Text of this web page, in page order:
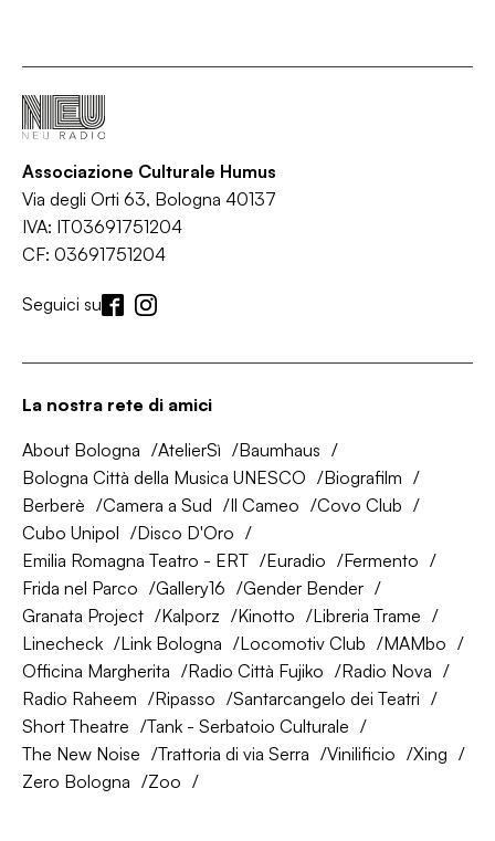
Associazione Culturale Humus
Via degli Orti 63, Bologna 40137
IVA: IT03691751204
CF: 03691751204
Seguici su
La nostra rete di amici
About Bologna AtelierSì
Baumhaus
Bologna Città della Musica UNESCO
Biografilm
Berberè
Camera a Sud Il Cameo
Covo Club
Cubo Unipol
Disco D'Oro
Emilia Romagna Teatro - ERT
Euradio
Fermento
Frida nel Parco
Gallery16
Gender Bender
Granata Project
Kalporz Kinotto
Libreria Trame
Linecheck
Link Bologna Locomotiv Club
MAMbo
Officina Margherita
Radio Città Fujiko
Radio Nova
Radio Raheem
Ripasso
Santarcangelo dei Teatri
Short Theatre
Tank - Serbatoio Culturale
The New Noise
Trattoria di via Serra Vinilificio
Xing
Zero Bologna
Zoo